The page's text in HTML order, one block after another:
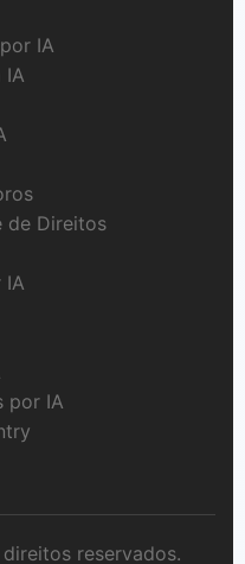
IA
IA
de Direitos
IA
por IA
reservados.